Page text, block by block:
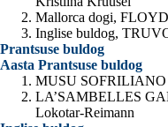
Mallorca dogi,
Inglise buldog,
Prantsuse buldog
Aasta Prantsuse buldog
MUSU SOFRILIANO
LA’SAMBELLES
Lokotar-Reimann